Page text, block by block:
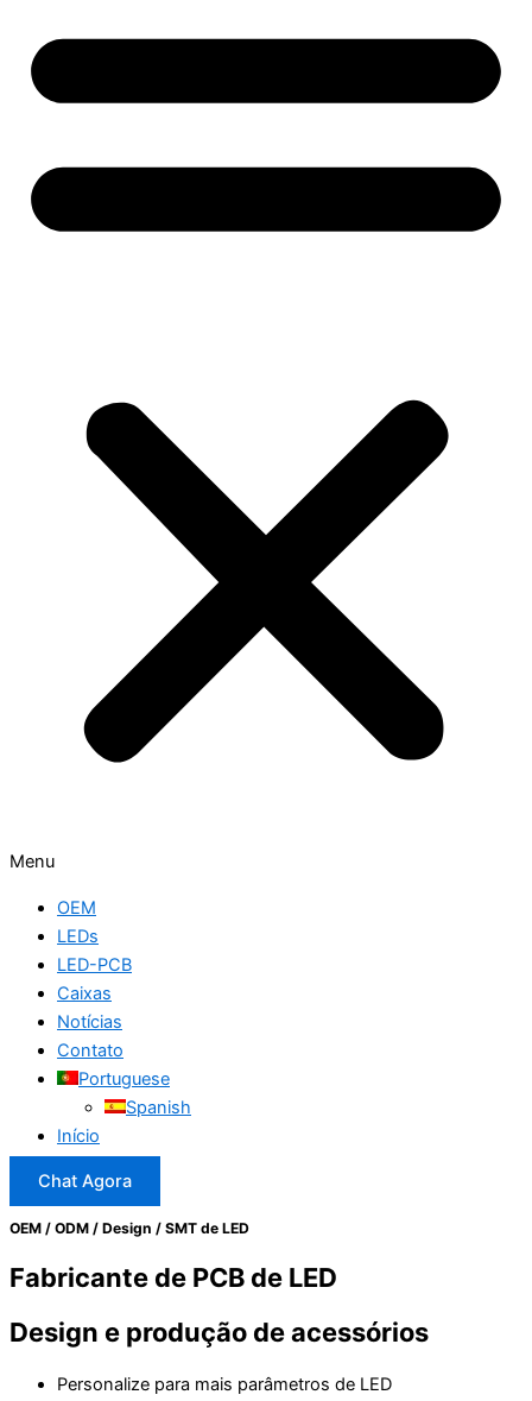
Menu
OEM
LEDs
LED-PCB
Caixas
Notícias
Contato
Portuguese
Spanish
Início
Chat Agora
OEM / ODM / Design / SMT de LED
Fabricante de PCB de LED
Design e produção de acessórios
Personalize para mais parâmetros de LED